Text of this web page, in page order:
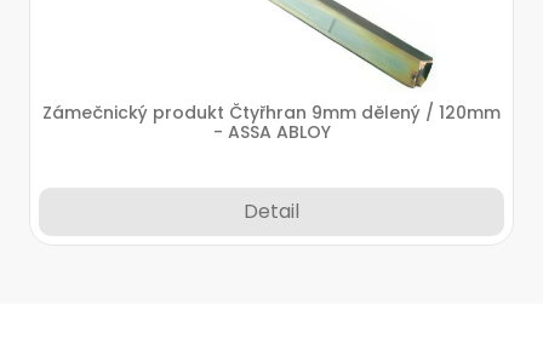
Zámečnický produkt Čtyřhran 9mm dělený / 120mm
- ASSA ABLOY
Detail